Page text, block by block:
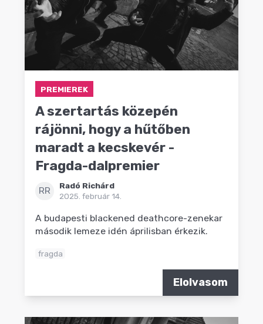
PREMIEREK
A szertartás közepén
rájönni, hogy a hűtőben
maradt a kecskevér -
Fragda-dalpremier
RR
Radó Richárd
2025. február 14.
A budapesti blackened deathcore-zenekar
második lemeze idén áprilisban érkezik.
fragda
Elolvasom